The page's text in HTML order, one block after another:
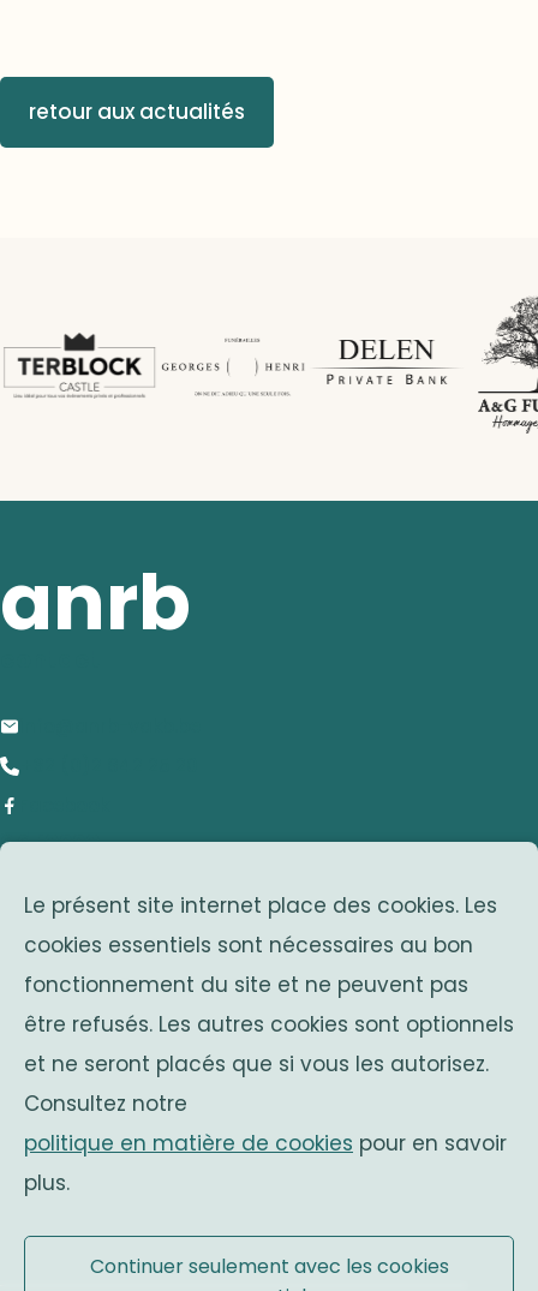
Le présent site internet place des cookies. Les
cookies essentiels sont nécessaires au bon
fonctionnement du site et ne peuvent pas
être refusés. Les autres cookies sont optionnels
et ne seront placés que si vous les autorisez.
Consultez notre
politique en matière de cookies pour en savoir
plus.
Continuer seulement avec les cookies
retour aux actualités
anrb
adresse
Avenue Franklin Roosevelt 25
1050 Bruxelles
Belgium
associations sœurs
monarchie belge
Site officiel